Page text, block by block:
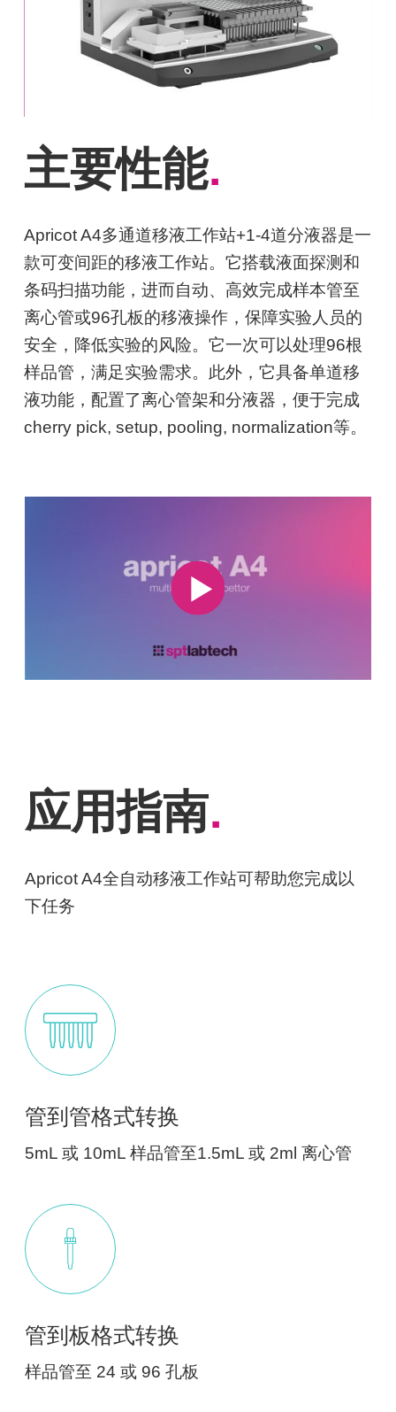
主要性能.
Apricot A4多通道移液工作站+1-4道分液器是一
款可变间距的移液工作站。它搭载液面探测和
条码扫描功能，进而自动、高效完成样本管至
离心管或96孔板的移液操作，保障实验人员的
安全，降低实验的风险。它一次可以处理96根
样品管，满足实验需求。此外，它具备单道移
液功能，配置了离心管架和分液器，便于完成
cherry pick, setup, pooling, normalization等。
应用指南.
Apricot A4全自动移液工作站可帮助您完成以
下任务
管到管格式转换
5mL 或 10mL 样品管至1.5mL 或 2ml 离心管
管到板格式转换
样品管至 24 或 96 孔板